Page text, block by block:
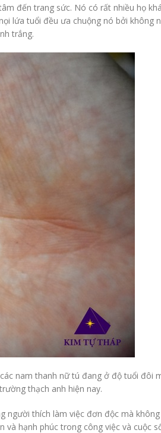
đến trang sức. Nó có rất nhiều họ
lứa tuổi đều ưa chuộng nó bởi không
trắng.
nam thanh nữ tú đang ở độ tuổi đôi
thạch anh hiện nay.
người thích làm việc đơn độc mà
hạnh phúc trong công việc và cuộc